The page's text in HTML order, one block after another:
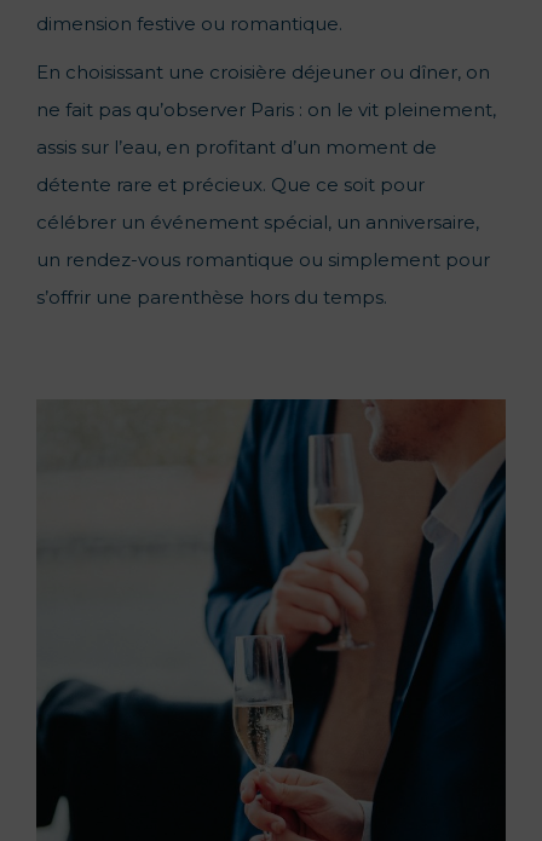
dimension festive ou romantique.
En choisissant une croisière déjeuner ou dîner, on
ne fait pas qu’observer Paris : on le vit pleinement,
assis sur l’eau, en profitant d’un moment de
détente rare et précieux. Que ce soit pour
célébrer un événement spécial, un anniversaire,
un rendez-vous romantique ou simplement pour
s’offrir une parenthèse hors du temps.